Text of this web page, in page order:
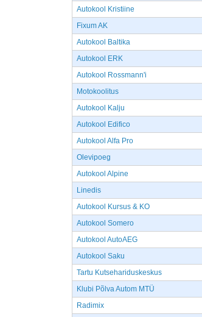
Autokool Kristiine
Fixum AK
Autokool Baltika
Autokool ERK
Autokool Rossmann'i
Motokoolitus
Autokool Kalju
Autokool Edifico
Autokool Alfa Pro
Olevipoeg
Autokool Alpine
Linedis
Autokool Kursus & KO
Autokool Somero
Autokool AutoAEG
Autokool Saku
Tartu Kutsehariduskeskus
Klubi Põlva Autom MTÜ
Radimix